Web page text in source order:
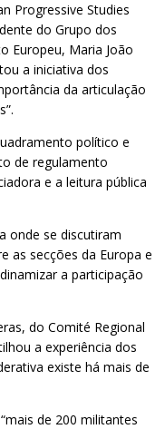
Progressive Studies
do Grupo dos
Europeu, Maria João
a iniciativa dos
da articulação
político e
de regulamento
e a leitura pública
onde se discutiram
as secções da Europa e
a participação
do Comité Regional
a experiência dos
existe há mais de
de 200 militantes